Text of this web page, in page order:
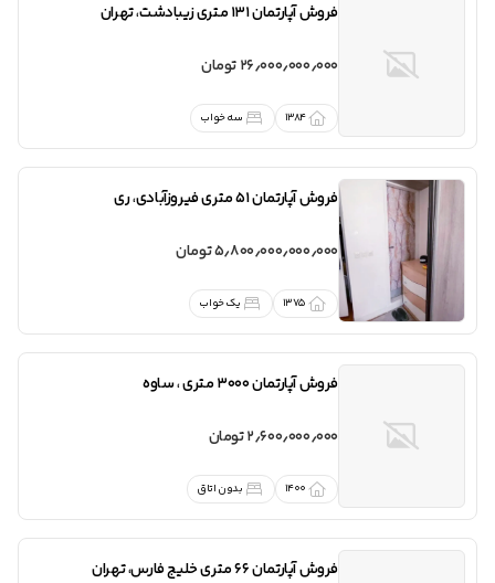
فروشآپارتمان 131 متری زیبادشت ،تهران
26٫000٫000٫000 تومان
1384 سه خواب
فروشآپارتمان 51 متری فیروزآبادی ،ری
5٫800٫000٫000٫000 تومان
1375 یک خواب
فروشآپارتمان 3000 متری ،ساوه
2٫600٫000٫000 تومان
1400 بدون اتاق
فروشآپارتمان 66 متری خلیج فارس ،تهران